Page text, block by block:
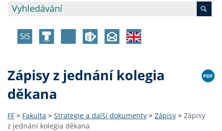
Zápisy z jednání kolegia
děkana
FF > Fakulta > Strategie a další dokumenty > Zápisy > Zápisy
z jednání kolegia děkana